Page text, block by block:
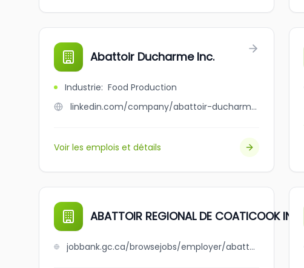
Abattoir Ducharme Inc.
Industrie: Food Production
linkedin.com/company/abattoir-ducharme-inc-
Voir les emplois et détails
ABATTOIR REGIONAL DE COATICOOK INC.
jobbank.gc.ca/browsejobs/employer/abattoir+regional+de+coaticook+inc./ca